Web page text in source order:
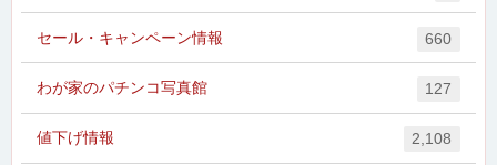
セール・キャンペーン情報 660
わが家のパチンコ写真館 127
値下げ情報 2,108